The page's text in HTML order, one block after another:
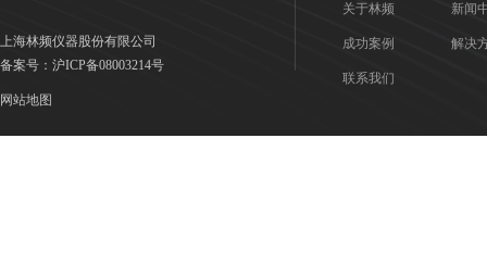
上海林频仪器股份有限公司
备案号： 沪ICP备08003214号
网站地图
关于林频 新闻
成功案例 解决
联系我们